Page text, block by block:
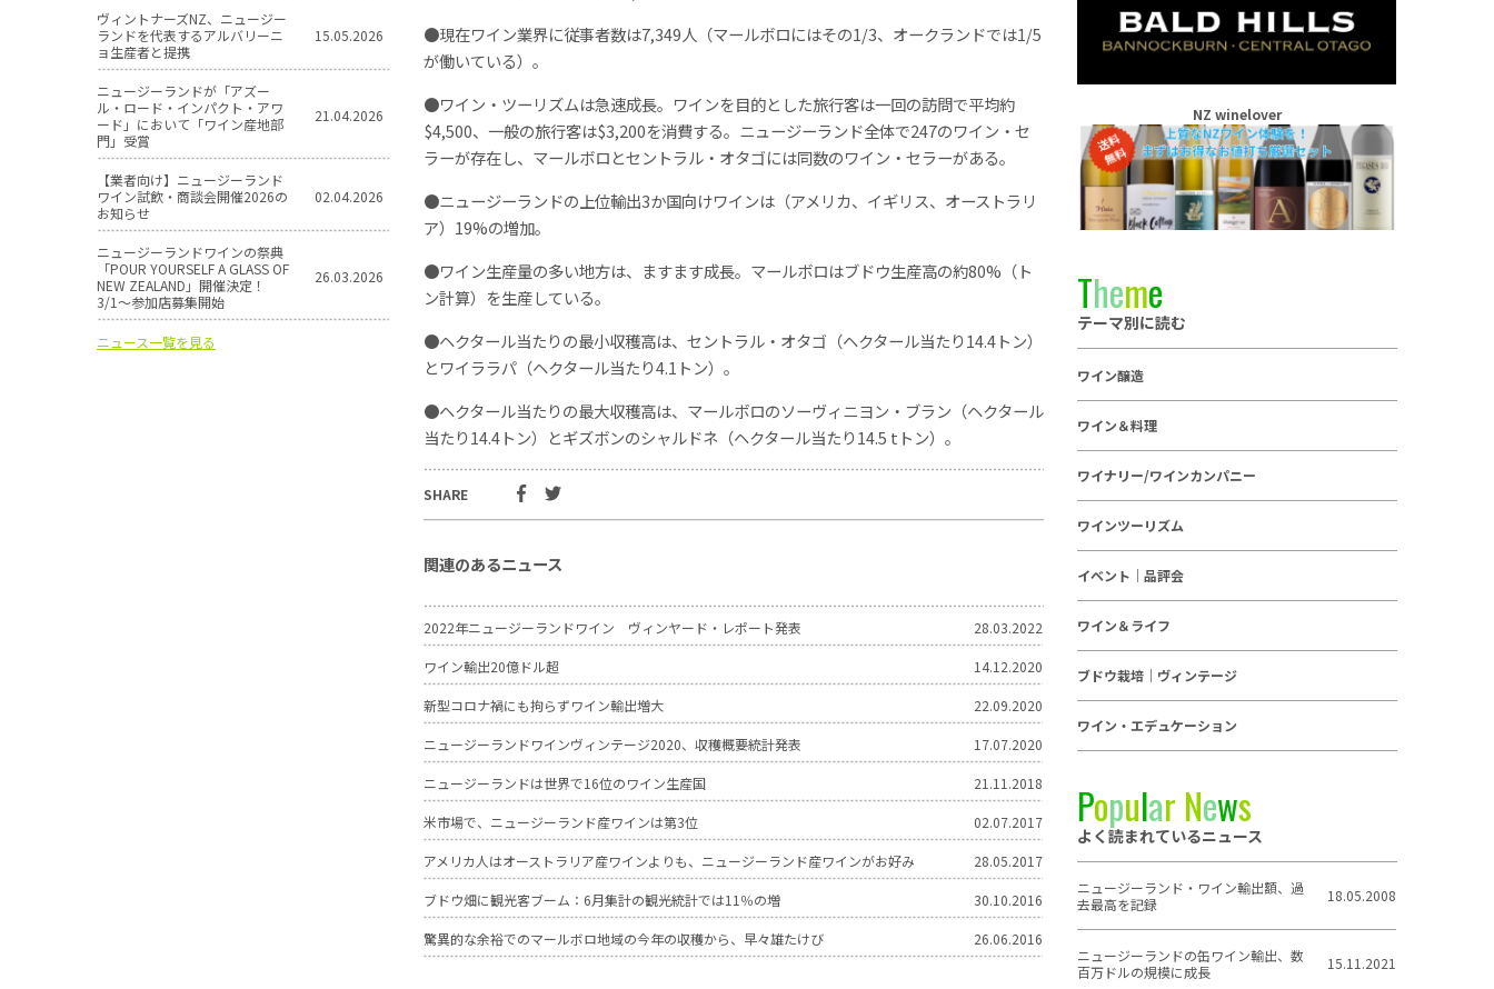
ヴィントナーズNZ、ニュージー
ランドを代表するアルバリーニ
ョ生産者と提携
15.05.2026
ニュージーランドが「アズー
ル・ロード・インパクト・アワ
ード」において「ワイン産地部
門」受賞
21.04.2026
【業者向け】ニュージーランド
ワイン試飲・商談会開催2026の
お知らせ
02.04.2026
ニュージーランドワインの祭典
「POUR YOURSELF A GLASS OF
NEW ZEALAND」開催決定！
3/1〜参加店募集開始
26.03.2026
ニュース一覧を見る
●現在ワイン業界に従事者数は7,349人（マールボロにはその1/3、オークランドでは1/5
が働いている）。
●ワイン・ツーリズムは急速成長。ワインを目的とした旅行客は一回の訪問で平均約
$4,500、一般の旅行客は$3,200を消費する。ニュージーランド全体で247のワイン・セ
ラーが存在し、マールボロとセントラル・オタゴには同数のワイン・セラーがある。
●ニュージーランドの上位輸出3か国向けワインは（アメリカ、イギリス、オーストラリ
ア）19%の増加。
●ワイン生産量の多い地方は、ますます成長。マールボロはブドウ生産高の約80%（ト
ン計算）を生産している。
●ヘクタール当たりの最小収穫高は、セントラル・オタゴ（ヘクタール当たり14.4トン）
とワイララパ（ヘクタール当たり4.1トン）。
●ヘクタール当たりの最大収穫高は、マールボロのソーヴィニヨン・ブラン（ヘクタール
当たり14.4トン）とギズボンのシャルドネ（ヘクタール当たり14.5 tトン）。
SHARE
関連のあるニュース
2022年ニュージーランドワイン ヴィンヤード・レポート発表 28.03.2022
ワイン輸出20億ドル超 14.12.2020
新型コロナ禍にも拘らずワイン輸出増大 22.09.2020
ニュージーランドワインヴィンテージ2020、収穫概要統計発表 17.07.2020
ニュージーランドは世界で16位のワイン生産国 21.11.2018
米市場で、ニュージーランド産ワインは第3位 02.07.2017
アメリカ人はオーストラリア産ワインよりも、ニュージーランド産ワインがお好み 28.05.2017
ブドウ畑に観光客ブーム：6月集計の観光統計では11％の増 30.10.2016
驚異的な余裕でのマールボロ地域の今年の収穫から、早々雄たけび 26.06.2016
NZ winelover
Theme
テーマ別に読む
ワイン醸造
ワイン＆料理
ワイナリー/ワインカンパニー
ワインツーリズム
イベント｜品評会
ワイン＆ライフ
ブドウ栽培｜ヴィンテージ
ワイン・エデュケーション
Popular News
よく読まれているニュース
ニュージーランド・ワイン輸出額、過
去最高を記録
18.05.2008
ニュージーランドの缶ワイン輸出、数
百万ドルの規模に成長
15.11.2021